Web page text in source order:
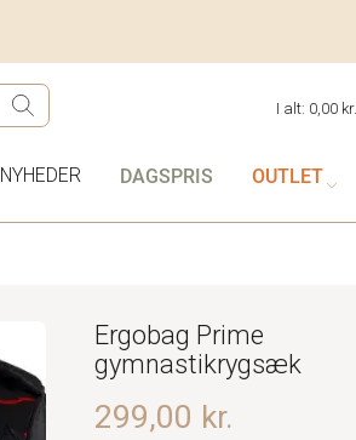
I alt: 0,00 kr.
NYHEDER DAGSPRIS OUTLET
Ergobag Prime
gymnastikrygsæk
299,00 kr.